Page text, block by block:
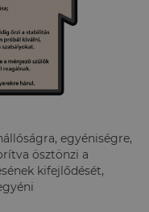
egyéniségre,
ösztönzi a
kifejlődését,